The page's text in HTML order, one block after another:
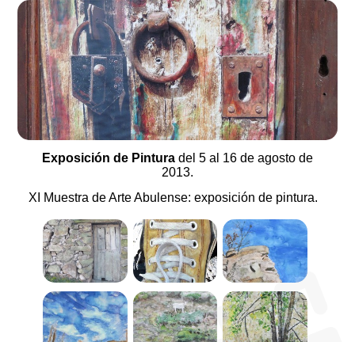
Exposición de Pintura del 5 al 16 de agosto de
2013.
XI Muestra de Arte Abulense: exposición de pintura.